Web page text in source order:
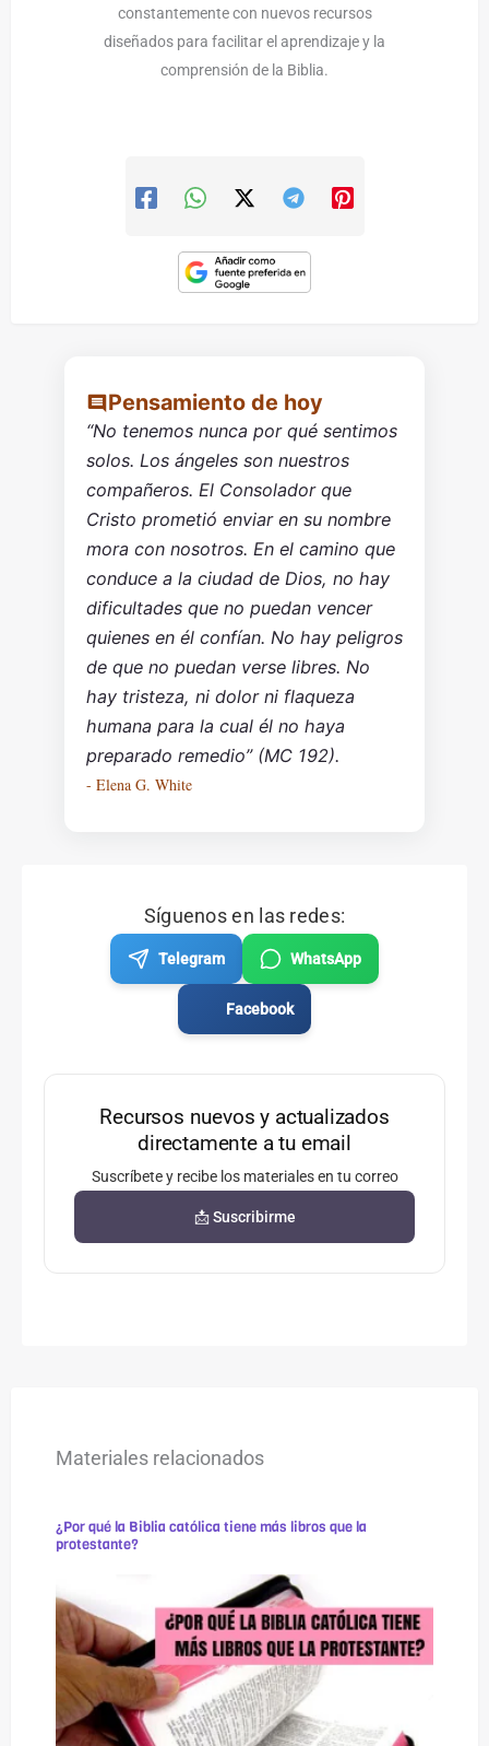
constantemente con nuevos recursos
diseñados para facilitar el aprendizaje y la
comprensión de la Biblia.
Pensamiento de hoy
“No tenemos nunca por qué sentimos
solos. Los ángeles son nuestros
compañeros. El Consolador que
Cristo prometió enviar en su nombre
mora con nosotros. En el camino que
conduce a la ciudad de Dios, no hay
dificultades que no puedan vencer
quienes en él confían. No hay peligros
de que no puedan verse libres. No
hay tristeza, ni dolor ni flaqueza
humana para la cual él no haya
preparado remedio” (MC 192).
- Elena G. White
Síguenos en las redes:
Telegram WhatsApp
Facebook
Recursos nuevos y actualizados
directamente a tu email
Suscríbete y recibe los materiales en tu correo
📩 Suscribirme
Materiales relacionados
¿Por qué la Biblia católica tiene más libros que la
protestante?